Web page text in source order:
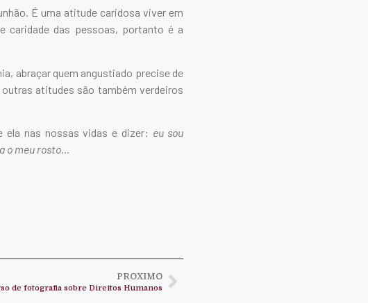
É uma atitude caridosa viver em
das pessoas, portanto é a
abraçar quem angustiado precise de
atitudes são também verdeiros
ela nas nossas vidas e dizer: eu sou
o meu rosto…
PROXIMO
de fotografia sobre Direitos Humanos